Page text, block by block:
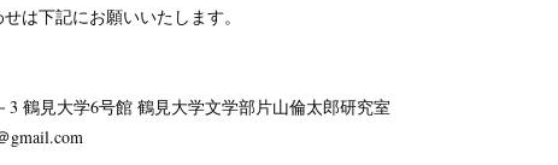
は下記にお願いいたします。
見大学6号館 鶴見大学文学部片山倫太郎研究室